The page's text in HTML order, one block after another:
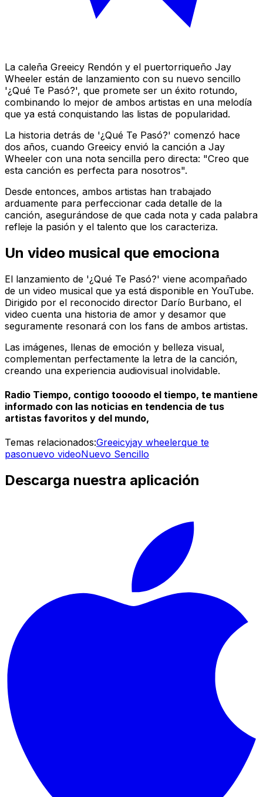
La caleña Greeicy Rendón y el puertorriqueño Jay
Wheeler están de lanzamiento con su nuevo sencillo
'¿Qué Te Pasó?', que promete ser un éxito rotundo,
combinando lo mejor de ambos artistas en una melodía
que ya está conquistando las listas de popularidad.
La historia detrás de '¿Qué Te Pasó?' comenzó hace
dos años, cuando Greeicy envió la canción a Jay
Wheeler con una nota sencilla pero directa: "Creo que
esta canción es perfecta para nosotros".
Desde entonces, ambos artistas han trabajado
arduamente para perfeccionar cada detalle de la
canción, asegurándose de que cada nota y cada palabra
refleje la pasión y el talento que los caracteriza.
Un video musical que emociona
El lanzamiento de '¿Qué Te Pasó?' viene acompañado
de un video musical que ya está disponible en YouTube.
Dirigido por el reconocido director Darío Burbano, el
video cuenta una historia de amor y desamor que
seguramente resonará con los fans de ambos artistas.
Las imágenes, llenas de emoción y belleza visual,
complementan perfectamente la letra de la canción,
creando una experiencia audiovisual inolvidable.
Radio Tiempo, contigo toooodo el tiempo, te mantiene
informado con las noticias en tendencia de tus
artistas favoritos y del mundo,
Temas relacionados:Greeicyjay wheelerque te
pasonuevo videoNuevo Sencillo
Descarga nuestra aplicación